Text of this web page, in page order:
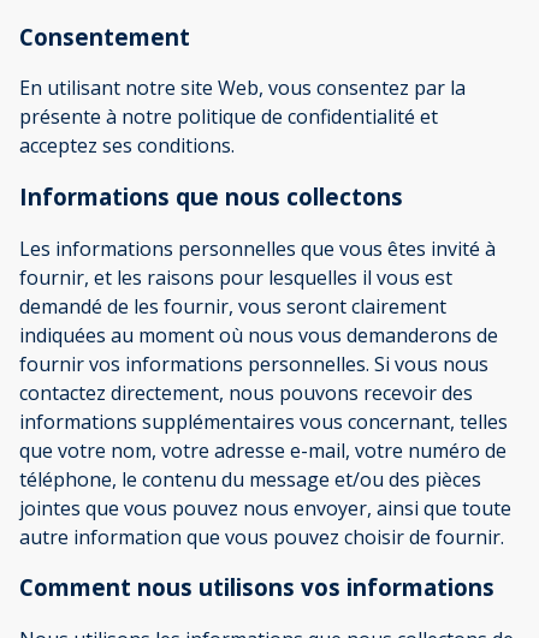
Consentement
En utilisant notre site Web, vous consentez par la
présente à notre politique de confidentialité et
acceptez ses conditions.
Informations que nous collectons
Les informations personnelles que vous êtes invité à
fournir, et les raisons pour lesquelles il vous est
demandé de les fournir, vous seront clairement
indiquées au moment où nous vous demanderons de
fournir vos informations personnelles. Si vous nous
contactez directement, nous pouvons recevoir des
informations supplémentaires vous concernant, telles
que votre nom, votre adresse e-mail, votre numéro de
téléphone, le contenu du message et/ou des pièces
jointes que vous pouvez nous envoyer, ainsi que toute
autre information que vous pouvez choisir de fournir.
Comment nous utilisons vos informations